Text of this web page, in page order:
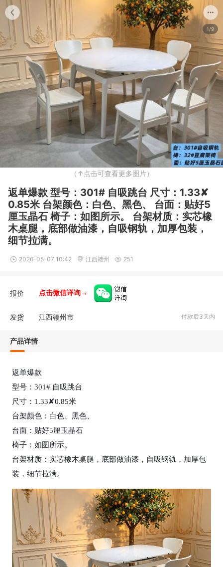
1/9
（↑点击可查看更多图片）
返单爆款 型号：301# 自吸跳台 尺寸：1.33✘
0.85米 台架颜色：白色、黑色、 台面：贴好5
厘玉晶石 椅子：如图所示。 台架材质：实芯橡
木桌腿，底部做油漆，自吸钢轨，加厚包装，
细节拉满。
2026-05-07 10:42 江西赣州 251
报价 点击微信详询→
发货 江西赣州市 付款后3天内
产品详情
返单爆款
型号：301# 自吸跳台
尺寸：1.33✘0.85米
台架颜色：白色、黑色、
台面：贴好5厘玉晶石
椅子：如图所示。
台架材质：实芯橡木桌腿，底部做油漆，自吸钢轨，加厚包
装，细节拉满。